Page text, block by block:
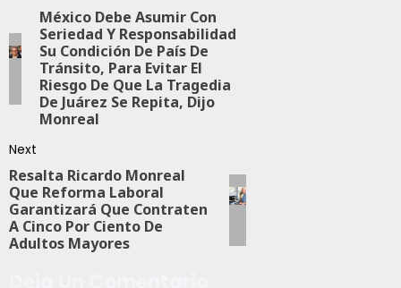
México Debe Asumir Con
Seriedad Y Responsabilidad
Su Condición De País De
Tránsito, Para Evitar El
Riesgo De Que La Tragedia
De Juárez Se Repita, Dijo
Monreal
Next
Resalta Ricardo Monreal
Que Reforma Laboral
Garantizará Que Contraten
A Cinco Por Ciento De
Adultos Mayores